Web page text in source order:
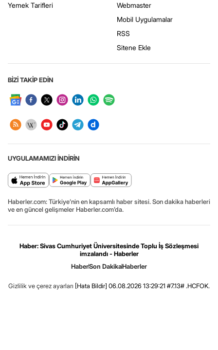
Yemek Tarifleri
Webmaster
Mobil Uygulamalar
RSS
Sitene Ekle
BİZİ TAKİP EDİN
UYGULAMAMIZI İNDİRİN
Haberler.com: Türkiye’nin en kapsamlı haber sitesi. Son dakika haberleri
ve en güncel gelişmeler Haberler.com’da.
Haber: Sivas Cumhuriyet Üniversitesinde Toplu İş Sözleşmesi
imzalandı - Haberler
HaberSon DakikaHaberler
Gizlilik ve çerez ayarları [Hata Bildir] 06.08.2026 13:29:21 #7.13# .HCFOK.